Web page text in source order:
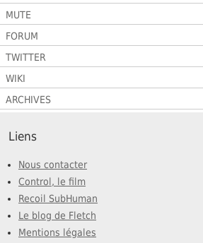
MUTE
FORUM
TWITTER
WIKI
ARCHIVES
Liens
Nous contacter
Control, le film
Recoil SubHuman
Le blog de Fletch
Mentions légales